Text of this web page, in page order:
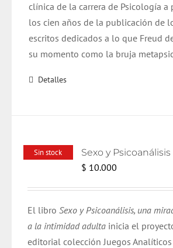
clínica de la carrera de Psicología a
los cien años de la publicación de
escritos dedicados a lo que Freud
su momento como la bruja
Detalles
Sin stock Sexo y Psicoanálisis
$ 10.000
El libroSexo y Psicoanálisis, una
a la intimidad adulta inicia el
editorial colección Juegos